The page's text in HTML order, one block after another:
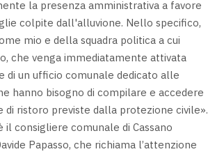
la presenza amministrativa a favore
colpite dall'alluvione. Nello specifico,
mio e della squadra politica a cui
che venga immediatamente attivata
di un ufficio comunale dedicato alle
hanno bisogno di compilare e accedere
di ristoro previste dalla protezione civile».
il consigliere comunale di Cassano
Papasso, che richiama l’attenzione